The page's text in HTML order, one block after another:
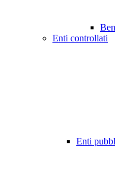
Enti controllati
Enti